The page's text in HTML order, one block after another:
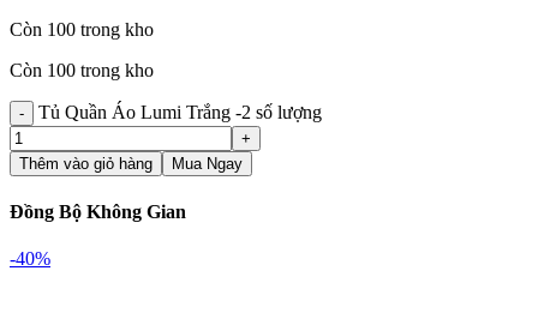
Còn 100 trong kho
Còn 100 trong kho
Tủ Quần Áo Lumi Trắng -2 số lượng
Thêm vào giỏ hàng Mua Ngay
Đồng Bộ Không Gian
-40%